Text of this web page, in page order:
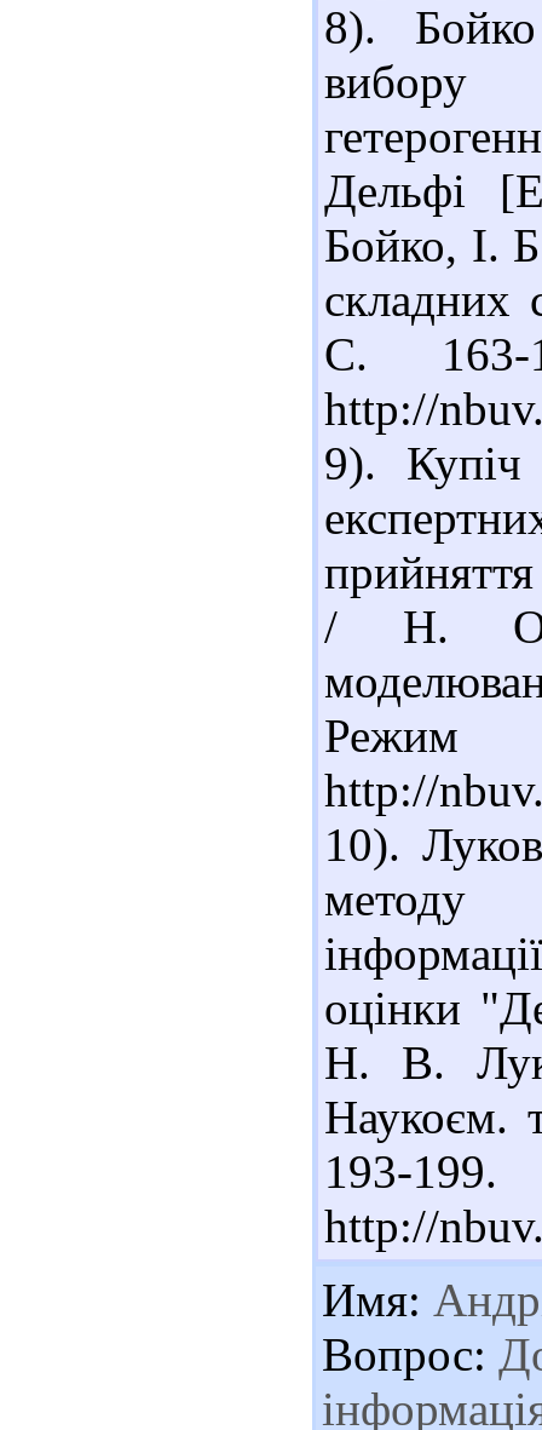
8).
вибору
Дельфі
Бойко, І.
С. 163-
http://
9).
/ Н. О.
http://
10).
методу
оцінки
Н. В.
Наукоєм.
193-
http://
Имя:
Вопрос: